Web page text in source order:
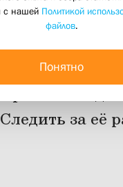
XI
11 декабря 2025
11
за её
с нашей Политикой
файлов.
Понятно